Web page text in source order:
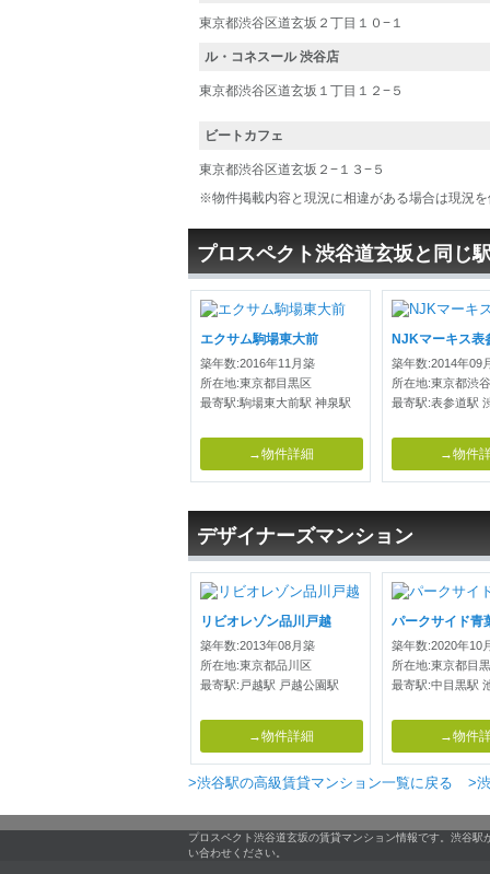
東京都渋谷区道玄坂２丁目１０−１
ル・コネスール 渋谷店
東京都渋谷区道玄坂１丁目１２−５
ビートカフェ
東京都渋谷区道玄坂２−１３−５
※物件掲載内容と現況に相違がある場合は現況
プロスペクト渋谷道玄坂と同じ
エクサム駒場東大前
築年数:2016年11月築
所在地:東京都目黒区
最寄駅:駒場東大前駅 神泉駅
→物件詳細
NJKマーキス表
築年数:2014年09
所在地:東京都渋
最寄駅:表参道駅
→物件
デザイナーズマンション
リビオレゾン品川戸越
築年数:2013年08月築
所在地:東京都品川区
最寄駅:戸越駅 戸越公園駅
→物件詳細
パークサイド青
築年数:2020年10
所在地:東京都目
最寄駅:中目黒駅
→物件
>渋谷駅の高級賃貸マンション一覧に戻る >
プロスペクト渋谷道玄坂の賃貸マンション情報です。渋谷
い合わせください。